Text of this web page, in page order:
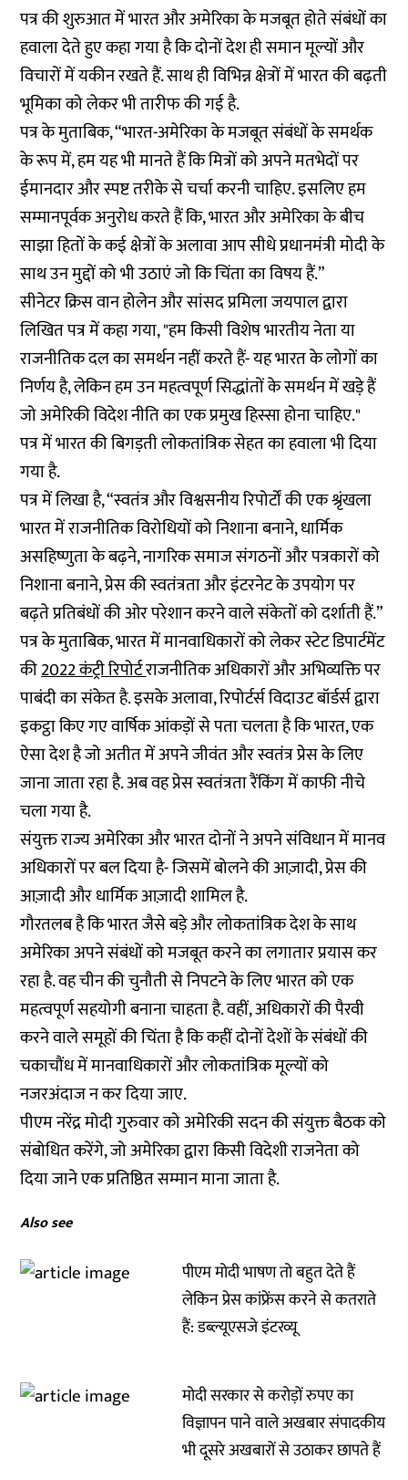
पत्र की शुरुआत में भारत और अमेरिका के मजबूत होते संबंधों का
हवाला देते हुए कहा गया है कि दोनों देश ही समान मूल्यों और
विचारों में यकीन रखते हैं. साथ ही विभिन्न क्षेत्रों में भारत की बढ़ती
भूमिका को लेकर भी तारीफ की गई है.
पत्र के मुताबिक, “भारत-अमेरिका के मजबूत संबंधों के समर्थक
के रूप में, हम यह भी मानते हैं कि मित्रों को अपने मतभेदों पर
ईमानदार और स्पष्ट तरीके से चर्चा करनी चाहिए. इसलिए हम
सम्मानपूर्वक अनुरोध करते हैं कि, भारत और अमेरिका के बीच
साझा हितों के कई क्षेत्रों के अलावा आप सीधे प्रधानमंत्री मोदी के
साथ उन मुद्दों को भी उठाएं जो कि चिंता का विषय हैं.”
सीनेटर क्रिस वान होलेन और सांसद प्रमिला जयपाल द्वारा
लिखित पत्र में कहा गया, "हम किसी विशेष भारतीय नेता या
राजनीतिक दल का समर्थन नहीं करते हैं- यह भारत के लोगों का
निर्णय है, लेकिन हम उन महत्वपूर्ण सिद्धांतों के समर्थन में खड़े हैं
जो अमेरिकी विदेश नीति का एक प्रमुख हिस्सा होना चाहिए."
पत्र में भारत की बिगड़ती लोकतांत्रिक सेहत का हवाला भी दिया
गया है.
पत्र में लिखा है, “स्वतंत्र और विश्वसनीय रिपोर्टों की एक श्रृंखला
भारत में राजनीतिक विरोधियों को निशाना बनाने, धार्मिक
असहिष्णुता के बढ़ने, नागरिक समाज संगठनों और पत्रकारों को
निशाना बनाने, प्रेस की स्वतंत्रता और इंटरनेट के उपयोग पर
बढ़ते प्रतिबंधों की ओर परेशान करने वाले संकेतों को दर्शाती हैं.”
पत्र के मुताबिक, भारत में मानवाधिकारों को लेकर स्टेट डिपार्टमेंट
की2022 कंट्री रिपोर्टराजनीतिक अधिकारों और अभिव्यक्ति पर
पाबंदी का संकेत है. इसके अलावा, रिपोर्टर्स विदाउट बॉर्डर्स द्वारा
इकट्ठा किए गए वार्षिक आंकड़ों से पता चलता है कि भारत, एक
ऐसा देश है जो अतीत में अपने जीवंत और स्वतंत्र प्रेस के लिए
जाना जाता रहा है. अब वह प्रेस स्वतंत्रता रैंकिंग में काफी नीचे
चला गया है.
संयुक्त राज्य अमेरिका और भारत दोनों ने अपने संविधान में मानव
अधिकारों पर बल दिया है- जिसमें बोलने की आज़ादी, प्रेस की
आज़ादी और धार्मिक आज़ादी शामिल है.
गौरतलब है कि भारत जैसे बड़े और लोकतांत्रिक देश के साथ
अमेरिका अपने संबंधों को मजबूत करने का लगातार प्रयास कर
रहा है. वह चीन की चुनौती से निपटने के लिए भारत को एक
महत्वपूर्ण सहयोगी बनाना चाहता है. वहीं, अधिकारों की पैरवी
करने वाले समूहों की चिंता है कि कहीं दोनों देशों के संबंधों की
चकाचौंध में मानवाधिकारों और लोकतांत्रिक मूल्यों को
नजरअंदाज न कर दिया जाए.
पीएम नरेंद्र मोदी गुरुवार को अमेरिकी सदन की संयुक्त बैठक को
संबोधित करेंगे, जो अमेरिका द्वारा किसी विदेशी राजनेता को
दिया जाने एक प्रतिष्ठित सम्मान माना जाता है.
Also see
पीएम मोदी भाषण तो बहुत देते हैं
लेकिन प्रेस कांफ्रेंस करने से कतराते
हैं: डब्ल्यूएसजे इंटरव्यू
मोदी सरकार से करोड़ों रुपए का
विज्ञापन पाने वाले अखबार संपादकीय
भी दूसरे अखबारों से उठाकर छापते हैं